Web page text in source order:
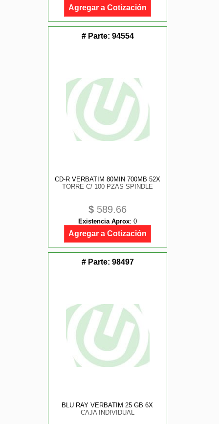
Agregar a Cotización
# Parte: 94554
CD-R VERBATIM 80MIN 700MB 52X
TORRE C/ 100 PZAS SPINDLE
$ 589.66
Existencia Aprox: 0
Agregar a Cotización
# Parte: 98497
BLU RAY VERBATIM 25 GB 6X
CAJA INDIVIDUAL